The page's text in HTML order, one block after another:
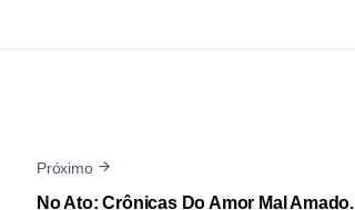
Próximo
No Ato: Crônicas Do Amor Mal Amado.